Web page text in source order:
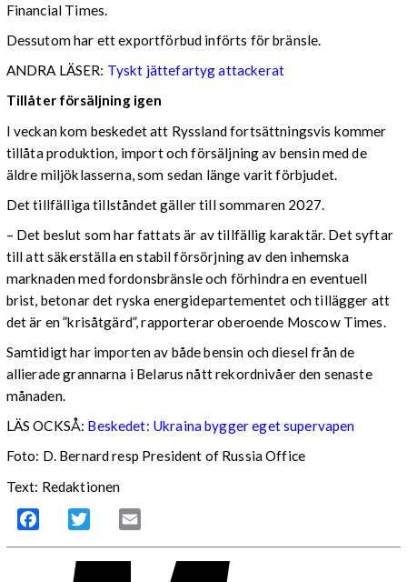
Financial Times.
Dessutom har ett exportförbud införts för bränsle.
ANDRA LÄSER: Tyskt jättefartyg attackerat
Tillåter försäljning igen
I veckan kom beskedet att Ryssland fortsättningsvis kommer
tillåta produktion, import och försäljning av bensin med de
äldre miljöklasserna, som sedan länge varit förbjudet.
Det tillfälliga tillståndet gäller till sommaren 2027.
– Det beslut som har fattats är av tillfällig karaktär. Det syftar
till att säkerställa en stabil försörjning av den inhemska
marknaden med fordonsbränsle och förhindra en eventuell
brist, betonar det ryska energidepartementet och tillägger att
det är en ”krisåtgärd”, rapporterar oberoende Moscow Times.
Samtidigt har importen av både bensin och diesel från de
allierade grannarna i Belarus nått rekordnivåer den senaste
månaden.
LÄS OCKSÅ: Beskedet: Ukraina bygger eget supervapen
Foto: D. Bernard resp President of Russia Office
Text: Redaktionen
Facebook Twitter